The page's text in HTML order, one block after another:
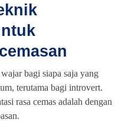
bagi siapa saja yang
terutama bagi introvert.
rasa cemas adalah dengan